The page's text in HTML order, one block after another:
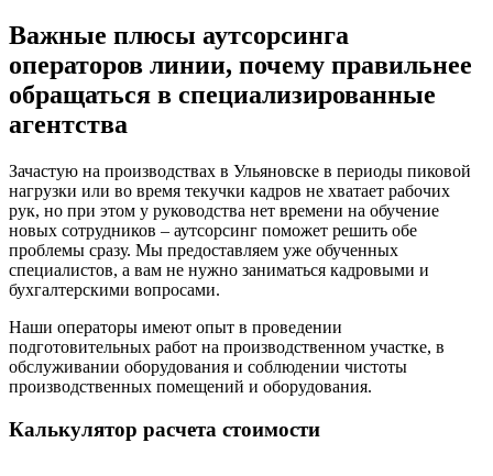
Важные плюсы аутсорсинга
операторов линии, почему правильнее
обращаться в специализированные
агентства
Зачастую на производствах в Ульяновске в периоды пиковой
нагрузки или во время текучки кадров не хватает рабочих
рук, но при этом у руководства нет времени на обучение
новых сотрудников – аутсорсинг поможет решить обе
проблемы сразу. Мы предоставляем уже обученных
специалистов, а вам не нужно заниматься кадровыми и
бухгалтерскими вопросами.
Наши операторы имеют опыт в проведении
подготовительных работ на производственном участке, в
обслуживании оборудования и соблюдении чистоты
производственных помещений и оборудования.
Калькулятор расчета стоимости